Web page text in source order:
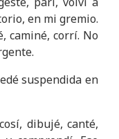
en mi gremio.
caminé, corrí. No
suspendida en
dibujé, canté,